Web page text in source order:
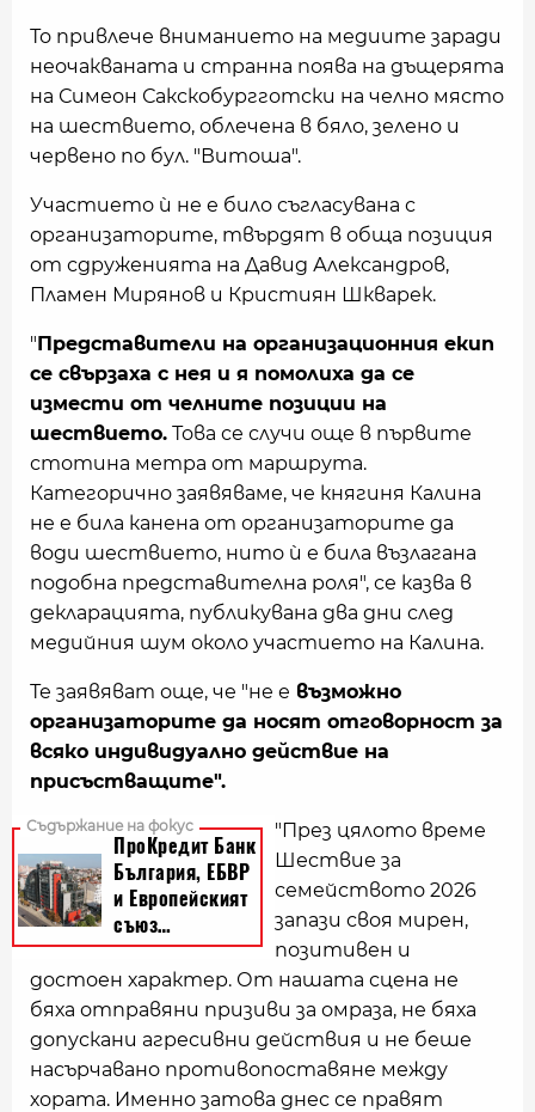
То привлече вниманието на медиите заради
неочакваната и странна поява на дъщерята
на Симеон Сакскобургготски на челно място
на шествието, облечена в бяло, зелено и
червено по бул. "Витоша".
Участието ѝ не е било съгласувана с
организаторите, твърдят в обща позиция
от сдруженията на Давид Александров,
Пламен Мирянов и Кристиян Шкварек.
"Представители на организационния екип
се свързаха с нея и я помолиха да се
измести от челните позиции на
шествието. Това се случи още в първите
стотина метра от маршрута.
Категорично заявяваме, че княгиня Калина
не е била канена от организаторите да
води шествието, нито ѝ е била възлагана
подобна представителна роля", се казва в
декларацията, публикувана два дни след
медийния шум около участието на Калина.
Те заявяват още, че "не е възможно
организаторите да носят отговорност за
всяко индивидуално действие на
присъстващите".
"През цялото време
Шествие за
семейството 2026
запази своя мирен,
позитивен и
достоен характер. От нашата сцена не
бяха отправяни призиви за омраза, не бяха
допускани агресивни действия и не беше
насърчавано противопоставяне между
хората. Именно затова днес се правят